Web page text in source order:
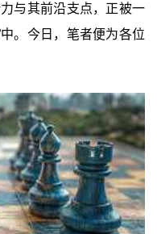
与其前沿支点，正被一
。今日，笔者便为各位